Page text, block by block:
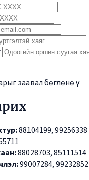
заавал бөглөнө үү
88104199, 99256338
88028703, 85111514
99007284, 99232852